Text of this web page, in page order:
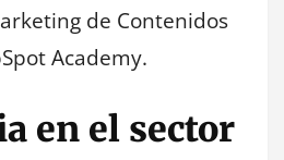
de Contenidos
Academy.
en el sector